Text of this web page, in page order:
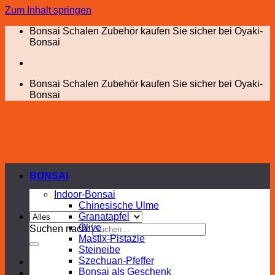
Zum Inhalt springen
Bonsai Schalen Zubehör kaufen Sie sicher bei Oyaki-
Bonsai
Bonsai Schalen Zubehör kaufen Sie sicher bei Oyaki-
Bonsai
Suchen nach:
BONSAI
Indoor-Bonsai
Chinesische Ulme
Granatapfel
Olive
Mastix-Pistazie
Steineibe
Szechuan-Pfeffer
Bonsai als Geschenk